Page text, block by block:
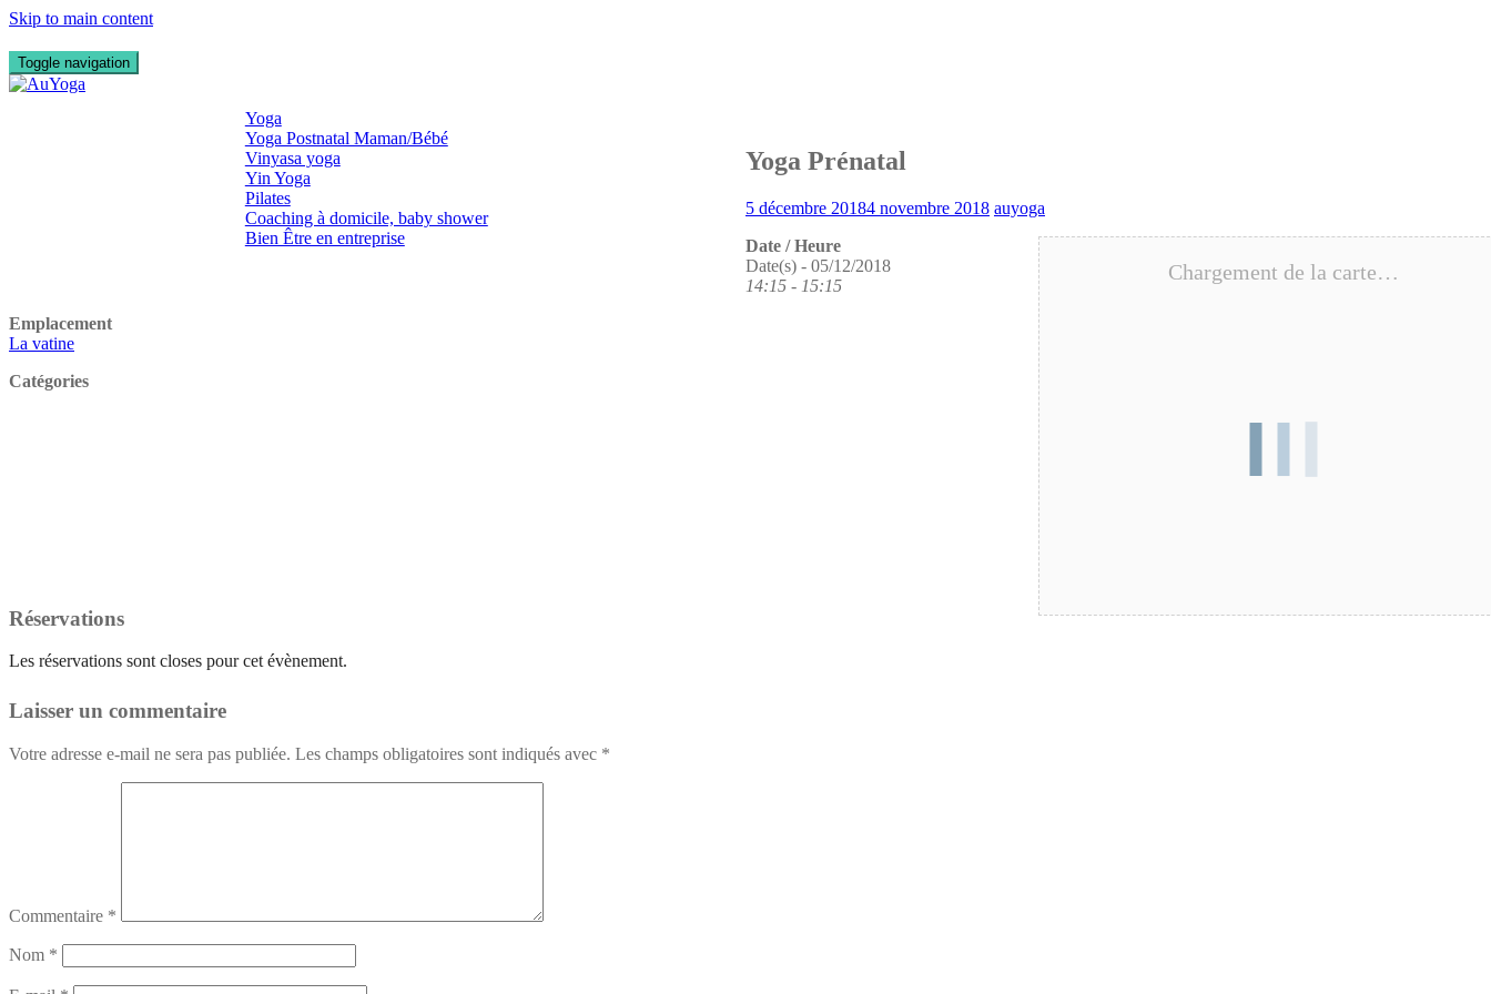
Skip to main content
Toggle navigation
Yoga
Yoga Postnatal Maman/Bébé
Vinyasa yoga
Yin Yoga
Pilates
Coaching à domicile, baby shower
Bien Être en entreprise
Yoga Prénatal
5 décembre 20184 novembre 2018 auyoga
Chargement de la carte…
Date / Heure
Date(s) - 05/12/2018
14:15 - 15:15
Emplacement
La vatine
Catégories
Réservations
Les réservations sont closes pour cet évènement.
Laisser un commentaire
Votre adresse e-mail ne sera pas publiée. Les champs obligatoires sont indiqués avec *
Commentaire *
Nom *